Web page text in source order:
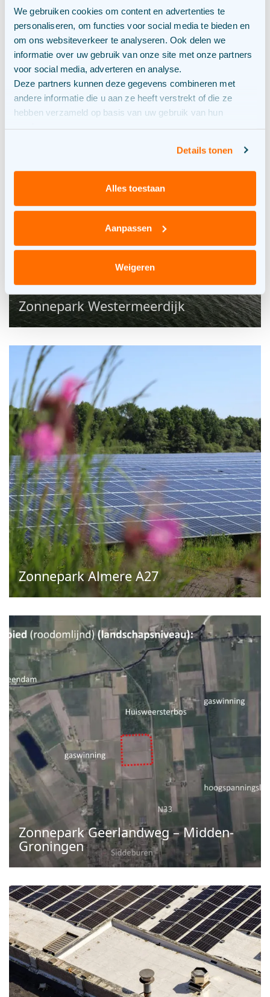
We gebruiken cookies om content en advertenties te
personaliseren, om functies voor social media te bieden en
om ons websiteverkeer te analyseren. Ook delen we
informatie over uw gebruik van onze site met onze partners
voor social media, adverteren en analyse.
Deze partners kunnen deze gegevens combineren met
andere informatie die u aan ze heeft verstrekt of die ze
hebben verzameld op basis van uw gebruik van hun
Details tonen
Alles toestaan
Aanpassen
Weigeren
Zonnedak Wupperman – Moerdijk
Zonnepark Westermeerdijk
Zonnepark Almere A27
Zonnepark Geerlandweg – Midden-
Groningen